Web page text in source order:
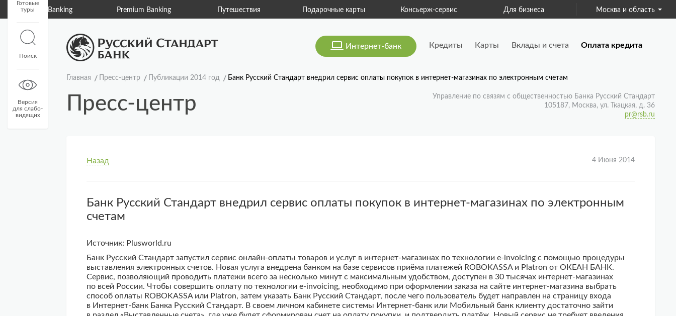
Private Banking Premium Banking Путешествия Подарочные карты Консьерж-сервис Для бизнеса Страхование
Москва и область
Готовые
туры
Поиск
Версия
для слабо-
видящих
Интернет-банк Кредиты Карты Вклады и счета Оплата кредита
Главная Пресс-центр Публикации 2014 год Банк Русский Стандарт внедрил сервис оплаты покупок в интернет-магазинах по электронным счетам
Пресс-центр
Управление по связям с общественностью Банка Русский Стандарт
105187, Москва, ул. Ткацкая, д. 36
pr@rsb.ru
Назад 4 Июня 2014
Банк Русский Стандарт внедрил сервис оплаты покупок в интернет-магазинах по электронным
счетам
Источник: Plusworld.ru
Банк Русский Стандарт запустил сервис онлайн-оплаты товаров и услуг в интернет-магазинах по технологии e-invoicing с помощью процедуры
выставления электронных счетов. Новая услуга внедрена банком на базе сервисов приёма платежей ROBOKASSA и Platron от ОКЕАН БАНК.
Сервис, позволяющий проводить платежи всего за несколько минут с максимальным удобством, доступен в 30 тысячах интернет-магазинах
по всей России. Чтобы совершить оплату по технологии e-invoicing, необходимо при оформлении заказа на сайте интернет-магазина выбрать
способ оплаты ROBOKASSA или Platron, затем указать Банк Русский Стандарт, после чего пользователь будет направлен на страницу входа
в Интернет-банк Банка Русский Стандарт. В своем личном кабинете системы Интернет-банк или Мобильный банк клиенту достаточно зайти